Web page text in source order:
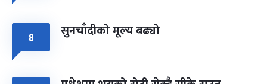
८ सुनचाँदीको मूल्य बढ्यो